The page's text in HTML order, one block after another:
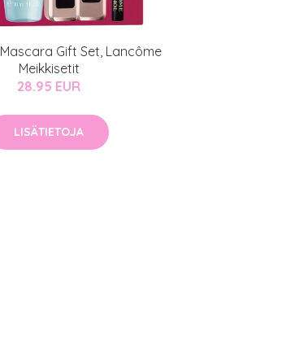
Gift Set, Lancôme
Meikkisetit
28.95 EUR
LISÄTIETOJA